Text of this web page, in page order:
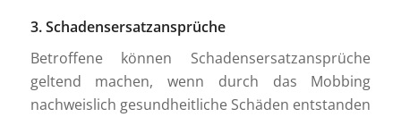
3. Schadensersatzansprüche
Betroffene können Schadensersatzansprüche
geltend machen, wenn durch das Mobbing
nachweislich gesundheitliche Schäden entstanden